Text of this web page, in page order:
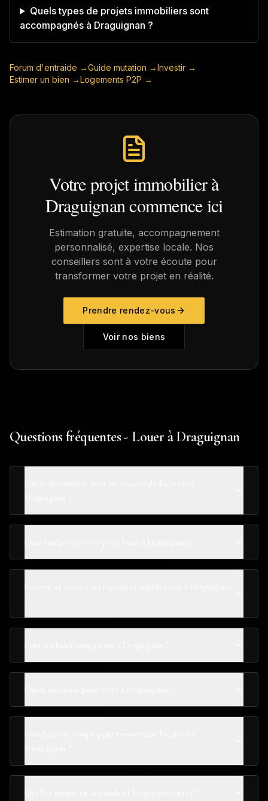
Quels types de projets immobiliers sont
accompagnés à Draguignan ?
Forum d'entraide →Guide mutation →Investir →
Estimer un bien →Logements P2P →
Votre projet immobilier à
Draguignancommence ici
Estimation gratuite, accompagnement
personnalisé, expertise locale. Nos
conseillers sont à votre écoute pour
transformer votre projet en réalité.
Prendre rendez-vous
Voir nos biens
Questions fréquentes - Louer à Draguignan